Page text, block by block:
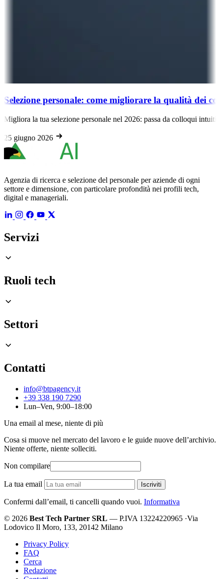
Selezione personale: come migliorare la qualità dei
Migliora la tua selezione personale nel 2026: passa da colloqui
25 giugno 2026
Agenzia di ricerca e selezione del personale per aziende di ogni
settore e dimensione, con particolare profondità nei profili tech,
digital e manageriali.
Servizi
Ruoli tech
Settori
Contatti
info@btpagency.it
+39 338 190 7290
Lun–Ven, 9:00–18:00
Una email al mese, niente di più
Cosa si muove nel mercato del lavoro e le guide nuove dell’archivio.
Niente offerte, niente solleciti.
Non compilare
La tua email Iscriviti
Confermi dall’email, ti cancelli quando vuoi. Informativa
© 2026 Best Tech Partner SRL — P.IVA 13224220965 ·Via
Lodovico Il Moro, 133, 20142 Milano
Privacy Policy
FAQ
Cerca
Redazione